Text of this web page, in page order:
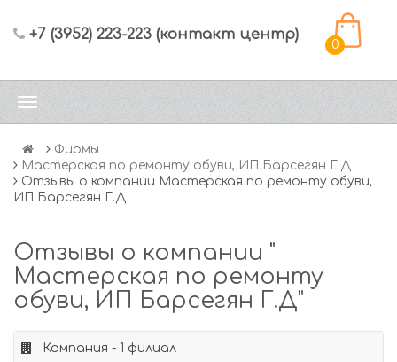
+7 (3952) 223-223 (контакт центр)
0
Фирмы
Мастерская по ремонту обуви, ИП Барсегян Г.Д
Отзывы о компании Мастерская по ремонту обуви,
ИП Барсегян Г.Д
Отзывы о компании "
Мастерская по ремонту
обуви, ИП Барсегян Г.Д"
Компания - 1 филиал